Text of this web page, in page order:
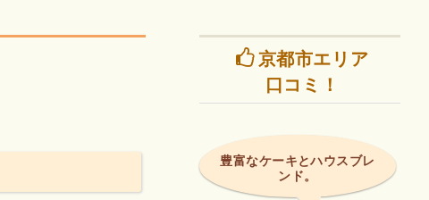
京都市エリア
口コミ！
豊富なケーキとハウスブレ
ンド。